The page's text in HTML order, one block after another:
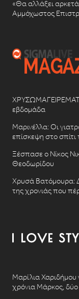
«Θα αλλάξει
Αμμόχωστος
εβδομάδα
Μαρινέλλα: Οι
επίσκεψη στο σπίτι
Ξέσπασε ο Νίκος
Θεοδωρίδου
Χρυσά Βατόμουρα:
της χρονιάς που
Μαρίλια Χαριδήμου
χρόνια Μάρκος, δύο